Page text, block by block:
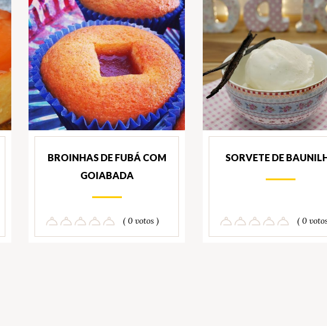
BROINHAS DE FUBÁ COM
GOIABADA
( 0 votos )
SORVETE DE
( 0